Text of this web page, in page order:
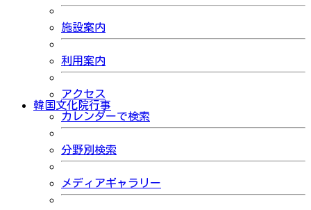
施設案内
利用案内
アクセス
韓国文化院行事
カレンダーで検索
分野別検索
メディアギャラリー